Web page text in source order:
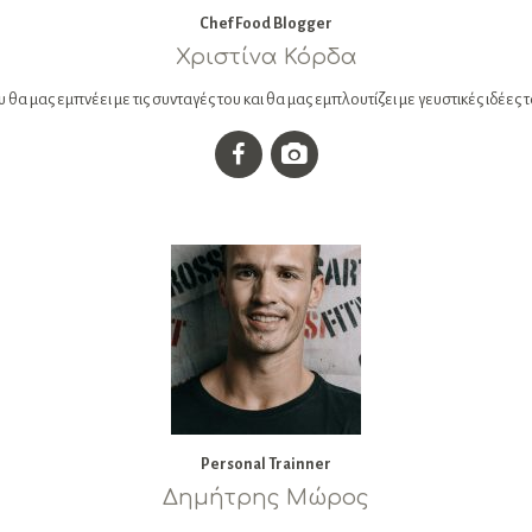
Chef Food Blogger
Χριστίνα Κόρδα
μας εμπνέει με τις συνταγές του και θα μας εμπλουτίζει με γευστικές ιδέες
Personal Trainner
Δημήτρης Μώρος